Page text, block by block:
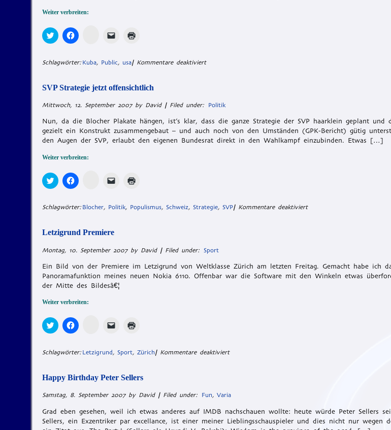
Weiter verbreiten:
Klick,
um
zu
teilen
neuem
Fenster
Klick,
um
zu
teilen
neuem
Fenster
Zum
Teilen
klicken
(Wird
Fenster
geöffnet)
Klicken,
einen
Link
Mail
zu
(Wird
neuem
Fenster
geöffnet)
in
neuem
Schlagwörter: Kuba, Public , usa| Kommentare deaktiviertfür
Exil-
Kubaner
SVP Strategie jetzt offensichtlich
Mittwoch, 12. September 2007 by David |Filed under: Politik
Nun, da die Blocher Plakate hängen, ist’s klar, dass die ganze Strategie der SVP haarklein geplant und
gezielt ein Konstrukt zusammengebaut – und auch noch von den Umständen (GPK-Bericht) gütig
den Augen der SVP, erlaubt den eigenen Bundesrat direkt in den Wahlkampf einzubinden. Etwas […]
Weiter verbreiten:
Klick,
um
zu
teilen
neuem
Fenster
Klick,
um
zu
teilen
neuem
Zum
Teilen
klicken
(Wird
Fenster
geöffnet)
Klicken,
einen
Link
(Wird
neuem
Fenster
geöffnet)
in
neuem
Schlagwörter: Blocher, Politik, Populismus, Schweiz, Strategie, SVP| Kommentare deaktiviertfür
Letzigrund Premiere
Montag, 10. September 2007 by David |Filed under: Sport
Ein Bild von der Premiere im Letzigrund von Weltklasse Zürich am letzten Freitag. Gemacht habe ich
Panoramafunktion meines neuen Nokia 6110. Offenbar war die Software mit den Winkeln etwas
der Mitte des Bildesâ€¦
Weiter verbreiten:
Klick,
um
zu
teilen
neuem
Fenster
Klick,
um
zu
teilen
neuem
Fenster
Zum
Teilen
klicken
(Wird
Fenster
geöffnet)
Klicken,
einen
Link
Mail
(Wird
neuem
Fenster
geöffnet)
in
neuem
Schlagwörter: Letzigrund, Sport, Zürich| Kommentare deaktiviertfür
Happy Birthday Peter Sellers
Samstag, 8. September 2007 by David |Filed under: Fun, Varia
Grad eben gesehen, weil ich etwas anderes auf IMDB nachschauen wollte: heute würde Peter Sellers
Sellers, ein Exzentriker par excellance, ist einer meiner Lieblingsschauspieler und dies nicht nur wegen